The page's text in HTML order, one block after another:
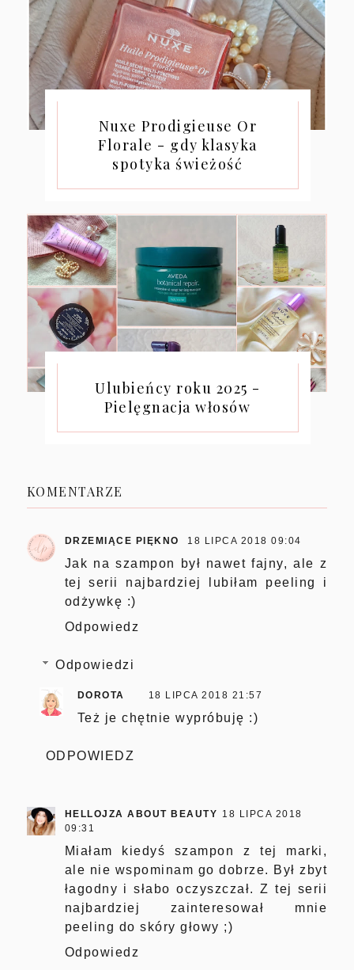
Nuxe Prodigieuse Or
Florale - gdy klasyka
spotyka świeżość
Ulubieńcy roku 2025 -
Pielęgnacja włosów
KOMENTARZE
DRZEMIĄCE PIĘKNO 18 LIPCA 2018 09:04
Jak na szampon był nawet fajny, ale z
tej serii najbardziej lubiłam peeling i
odżywkę :)
Odpowiedz
Odpowiedzi
DOROTA 18 LIPCA 2018 21:57
Też je chętnie wypróbuję :)
ODPOWIEDZ
HELLOJZA ABOUT BEAUTY 18 LIPCA 2018
09:31
Miałam kiedyś szampon z tej marki,
ale nie wspominam go dobrze. Był zbyt
łagodny i słabo oczyszczał. Z tej serii
najbardziej zainteresował mnie
peeling do skóry głowy ;)
Odpowiedz